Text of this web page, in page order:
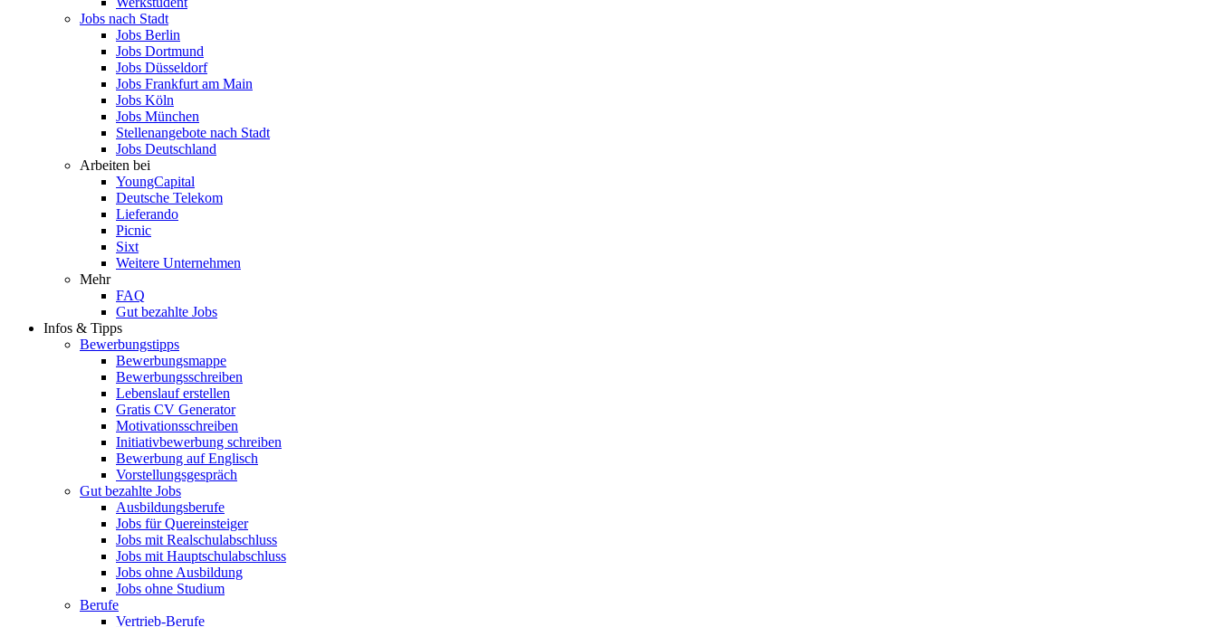
Jobs nach Stadt
Jobs Berlin
Jobs Dortmund
Jobs Düsseldorf
Jobs Frankfurt am Main
Jobs Köln
Jobs München
Stellenangebote nach Stadt
Jobs Deutschland
Arbeiten bei
YoungCapital
Deutsche Telekom
Lieferando
Picnic
Sixt
Weitere Unternehmen
Mehr
FAQ
Gut bezahlte Jobs
Infos & Tipps
Bewerbungstipps
Bewerbungsmappe
Bewerbungsschreiben
Lebenslauf erstellen
Gratis CV Generator
Motivationsschreiben
Initiativbewerbung schreiben
Bewerbung auf Englisch
Vorstellungsgespräch
Gut bezahlte Jobs
Ausbildungsberufe
Jobs für Quereinsteiger
Jobs mit Realschulabschluss
Jobs mit Hauptschulabschluss
Jobs ohne Ausbildung
Jobs ohne Studium
Berufe
Vertrieb-Berufe